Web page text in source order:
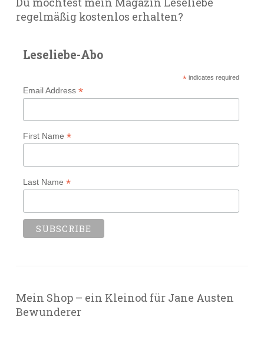
regelmäßig kostenlos erhalten?
Leseliebe-Abo
*indicates required
Email Address *
First Name *
Last Name *
Mein Shop – ein Kleinod für Jane Austen
Bewunderer